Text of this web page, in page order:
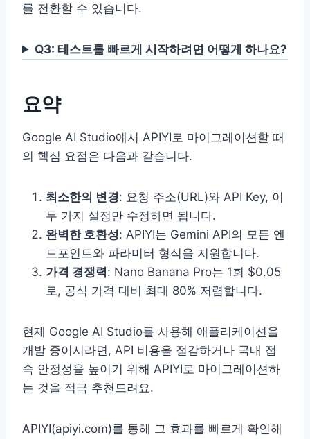
를 전환할 수 있습니다.
Q3: 테스트를 빠르게 시작하려면 어떻게 하나요?
요약
Google AI Studio에서 APIYI로 마이그레이션할 때
의 핵심 요점은 다음과 같습니다.
최소한의 변경: 요청 주소(URL)와 API Key, 이
두 가지 설정만 수정하면 됩니다.
완벽한 호환성: APIYI는 Gemini API의 모든 엔
드포인트와 파라미터 형식을 지원합니다.
가격 경쟁력: Nano Banana Pro는 1회 $0.05
로, 공식 가격 대비 최대 80% 저렴합니다.
현재 Google AI Studio를 사용해 애플리케이션을
개발 중이시라면, API 비용을 절감하거나 국내 접
속 안정성을 높이기 위해 APIYI로 마이그레이션하
는 것을 적극 추천드려요.
APIYI(apiyi.com)를 통해 그 효과를 빠르게 확인해